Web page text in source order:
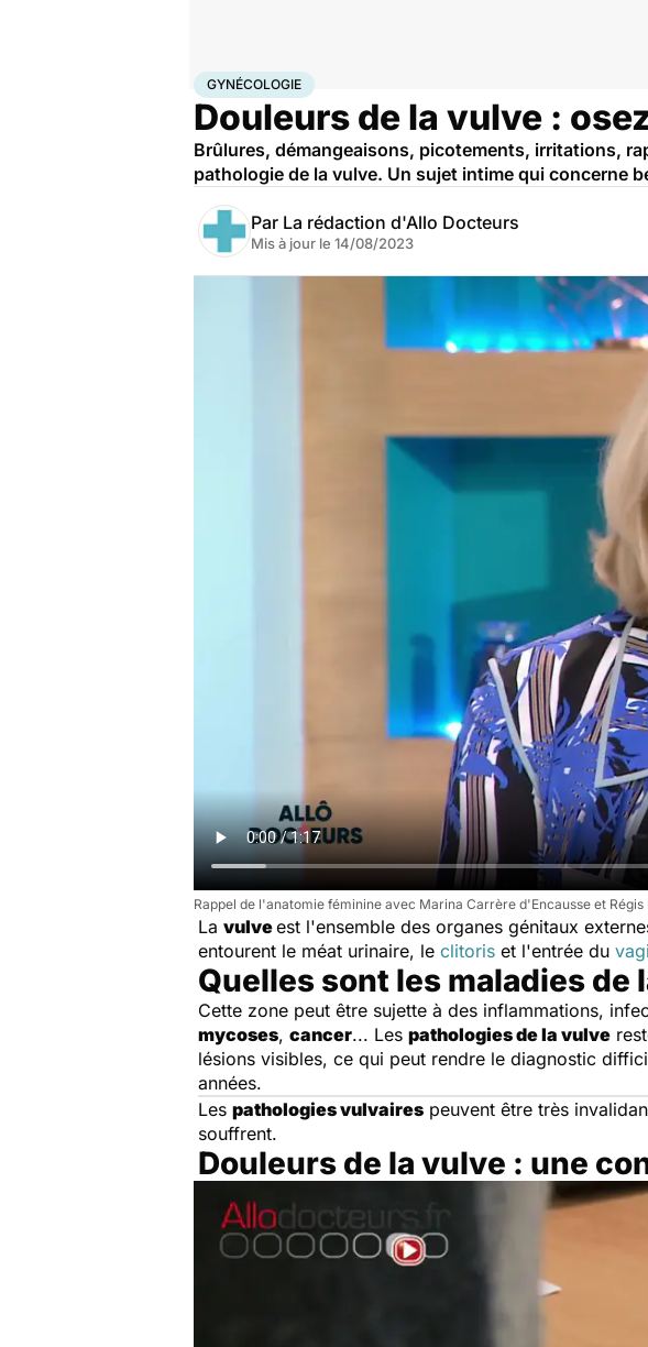
AccueilBien-êtreSexo
GYNÉCOLOGIE
Douleurs de la vulve :
Brûlures, démangeaisons, picotements, irritations,
pathologie de la vulve. Un sujet intime qui concerne
Par La rédaction d'Allo Docteurs
Mis à jour le 14/08/2023
Rappel de l'anatomie féminine avec Marina Carrère d'Encausse et Régis
La vulveest l'ensemble des organes génitaux
entourent le méat urinaire, le clitoris et l'entrée du
Quelles sont les maladies de
Cette zone peut être sujette à des inflammations,
mycoses, cancer... Les pathologies de la vulve
lésions visibles, ce qui peut rendre le diagnostic
années.
Les pathologies vulvaires peuvent être très
souffrent.
Douleurs de la vulve : une